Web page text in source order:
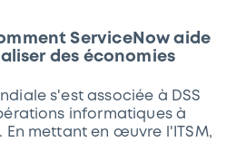
ServiceNow aide
des économies
s'est associée à DSS
informatiques à
En mettant en œuvre l'ITSM,